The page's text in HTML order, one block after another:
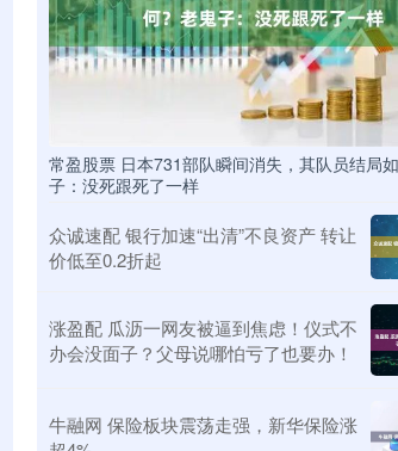
常盈股票 日本731部队瞬间消失，其队员结局
子：没死跟死了一样
众诚速配 银行加速“出清”不良资产 转让
价低至0.2折起
涨盈配 瓜沥一网友被逼到焦虑！仪式不
办会没面子？父母说哪怕亏了也要办！
牛融网 保险板块震荡走强，新华保险涨